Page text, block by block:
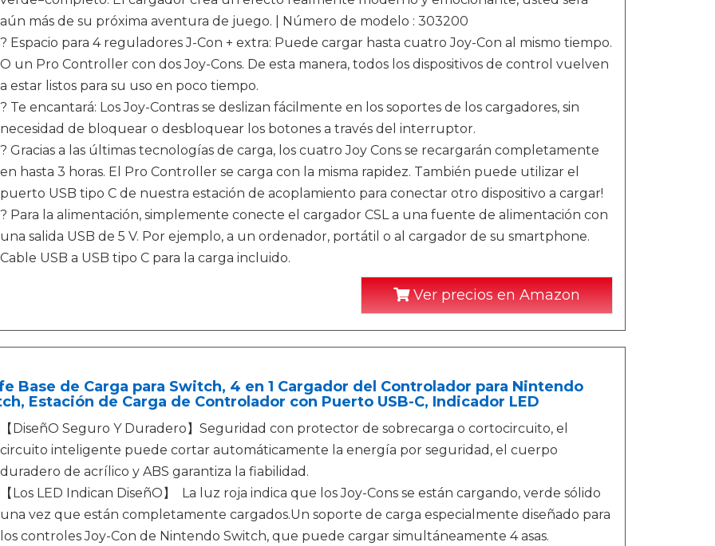
aún más de su próxima aventura de juego. | Número de modelo : 303200
? Espacio para 4 reguladores J-Con + extra: Puede cargar hasta cuatro Joy-Con al mismo tiempo.
O un Pro Controller con dos Joy-Cons. De esta manera, todos los dispositivos de control vuelven
a estar listos para su uso en poco tiempo.
? Te encantará: Los Joy-Contras se deslizan fácilmente en los soportes de los cargadores, sin
necesidad de bloquear o desbloquear los botones a través del interruptor.
? Gracias a las últimas tecnologías de carga, los cuatro Joy Cons se recargarán completamente
en hasta 3 horas. El Pro Controller se carga con la misma rapidez. También puede utilizar el
puerto USB tipo C de nuestra estación de acoplamiento para conectar otro dispositivo a cargar!
? Para la alimentación, simplemente conecte el cargador CSL a una fuente de alimentación con
una salida USB de 5 V. Por ejemplo, a un ordenador, portátil o al cargador de su smartphone.
Cable USB a USB tipo C para la carga incluido.
Ver precios en Amazon
Base de Carga para Switch, 4 en 1 Cargador del Controlador para Nintendo
Estación de Carga de Controlador con Puerto USB-C, Indicador LED
【DiseñO Seguro Y Duradero】Seguridad con protector de sobrecarga o cortocircuito, el
circuito inteligente puede cortar automáticamente la energía por seguridad, el cuerpo
duradero de acrílico y ABS garantiza la fiabilidad.
【Los LED Indican DiseñO】 La luz roja indica que los Joy-Cons se están cargando, verde sólido
una vez que están completamente cargados.Un soporte de carga especialmente diseñado para
los controles Joy-Con de Nintendo Switch, que puede cargar simultáneamente 4 asas.